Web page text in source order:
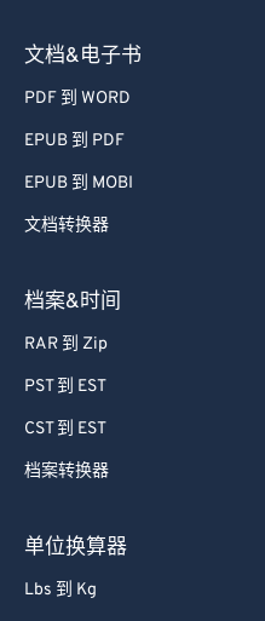
文档&电子书
PDF 到 WORD
EPUB 到 PDF
EPUB 到 MOBI
文档转换器
档案&时间
RAR 到 Zip
PST 到 EST
CST 到 EST
档案转换器
单位换算器
Lbs 到 Kg